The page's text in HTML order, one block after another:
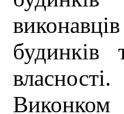
будинків
власності.
Виконком